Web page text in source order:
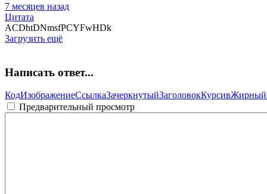
7 месяцев назад
Цитата
ACDhtDNmsfPCYFwHDk
Загрузить ещё
Написать ответ...
КодИзображениеСсылкаЗачеркнутыйЗаголовокКурсивЖирный
Предварительный просмотр